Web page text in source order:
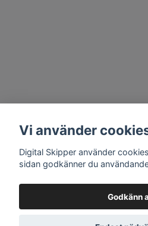
Vi använder
Digital Skipper använder
sidan godkänner du
Godkänn